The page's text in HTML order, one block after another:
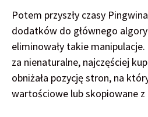
Potem przyszły czasy
dodatków do głównego
eliminowały takie
za nienaturalne, najczęściej
obniżała pozycję stron, na
wartościowe lub skopiowane